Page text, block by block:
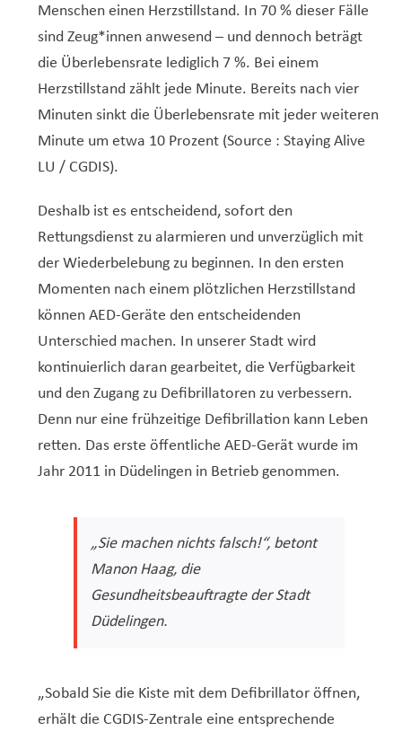
Menschen einen Herzstillstand. In 70 % dieser Fälle
sind Zeug*innen anwesend – und dennoch beträgt
die Überlebensrate lediglich 7 %. Bei einem
Herzstillstand zählt jede Minute. Bereits nach vier
Minuten sinkt die Überlebensrate mit jeder weiteren
Minute um etwa 10 Prozent (Source : Staying Alive
LU / CGDIS).
Deshalb ist es entscheidend, sofort den
Rettungsdienst zu alarmieren und unverzüglich mit
der Wiederbelebung zu beginnen. In den ersten
Momenten nach einem plötzlichen Herzstillstand
können AED-Geräte den entscheidenden
Unterschied machen. In unserer Stadt wird
kontinuierlich daran gearbeitet, die Verfügbarkeit
und den Zugang zu Defibrillatoren zu verbessern.
Denn nur eine frühzeitige Defibrillation kann Leben
retten. Das erste öffentliche AED-Gerät wurde im
Jahr 2011 in Düdelingen in Betrieb genommen.
„Sie machen nichts falsch!“, betont
Manon Haag, die
Gesundheitsbeauftragte der Stadt
Düdelingen.
„Sobald Sie die Kiste mit dem Defibrillator öffnen,
erhält die CGDIS-Zentrale eine entsprechende